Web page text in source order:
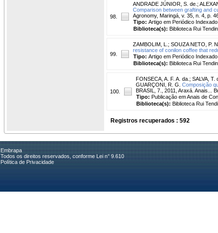
98.
ANDRADE JÚNIOR, S. de. ;
Comparison between grafting and
Agronomy, Maringá, v. 35, n. 4, p.
Tipo: Artigo em Periódico Indexado
Biblioteca(s): Biblioteca Rui
99.
ZAMBOLIM, L. ; SOUZA NETO, P.
resistance of conilon coffee that
Tipo: Artigo em Periódico Indexado
Biblioteca(s): Biblioteca Rui
100.
FONSECA, A. F. A. da. ; SALVA, T.
GUARÇONI, R. G. Composição
BRASIL, 7., 2011, Araxá. Anais...
Tipo: Publicação em Anais de
Biblioteca(s): Biblioteca Rui
Registros recuperados : 592
Embrapa
Todos os direitos reservados, conforme Lei n° 9.610
Política de Privacidade